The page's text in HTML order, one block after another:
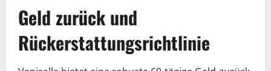
Geld zurück und
Rückerstattungsrichtlinie